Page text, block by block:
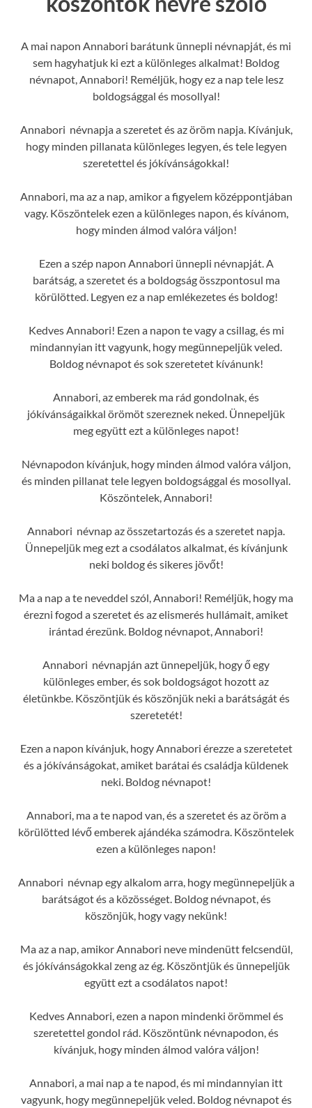
A mai napon Annabori barátunk ünnepli névnapját, és mi
sem hagyhatjuk ki ezt a különleges alkalmat! Boldog
névnapot, Annabori! Reméljük, hogy ez a nap tele lesz
boldogsággal és mosollyal!
Annabori névnapja a szeretet és az öröm napja. Kívánjuk,
hogy minden pillanata különleges legyen, és tele legyen
szeretettel és jókívánságokkal!
Annabori, ma az a nap, amikor a figyelem középpontjában
vagy. Köszöntelek ezen a különleges napon, és kívánom,
hogy minden álmod valóra váljon!
Ezen a szép napon Annabori ünnepli névnapját. A
barátság, a szeretet és a boldogság összpontosul ma
körülötted. Legyen ez a nap emlékezetes és boldog!
Kedves Annabori! Ezen a napon te vagy a csillag, és mi
mindannyian itt vagyunk, hogy megünnepeljük veled.
Boldog névnapot és sok szeretetet kívánunk!
Annabori, az emberek ma rád gondolnak, és
jókívánságaikkal örömöt szereznek neked. Ünnepeljük
meg együtt ezt a különleges napot!
Névnapodon kívánjuk, hogy minden álmod valóra váljon,
és minden pillanat tele legyen boldogsággal és mosollyal.
Köszöntelek, Annabori!
Annabori névnap az összetartozás és a szeretet napja.
Ünnepeljük meg ezt a csodálatos alkalmat, és kívánjunk
neki boldog és sikeres jövőt!
Ma a nap a te neveddel szól, Annabori! Reméljük, hogy ma
érezni fogod a szeretet és az elismerés hullámait, amiket
irántad érezünk. Boldog névnapot, Annabori!
Annabori névnapján azt ünnepeljük, hogy ő egy
különleges ember, és sok boldogságot hozott az
életünkbe. Köszöntjük és köszönjük neki a barátságát és
szeretetét!
Ezen a napon kívánjuk, hogy Annabori érezze a szeretetet
és a jókívánságokat, amiket barátai és családja küldenek
neki. Boldog névnapot!
Annabori, ma a te napod van, és a szeretet és az öröm a
körülötted lévő emberek ajándéka számodra. Köszöntelek
ezen a különleges napon!
Annabori névnap egy alkalom arra, hogy megünnepeljük a
barátságot és a közösséget. Boldog névnapot, és
köszönjük, hogy vagy nekünk!
Ma az a nap, amikor Annabori neve mindenütt felcsendül,
és jókívánságokkal zeng az ég. Köszöntjük és ünnepeljük
együtt ezt a csodálatos napot!
Kedves Annabori, ezen a napon mindenki örömmel és
szeretettel gondol rád. Köszöntünk névnapodon, és
kívánjuk, hogy minden álmod valóra váljon!
Annabori, a mai nap a te napod, és mi mindannyian itt
vagyunk, hogy megünnepeljük veled. Boldog névnapot és